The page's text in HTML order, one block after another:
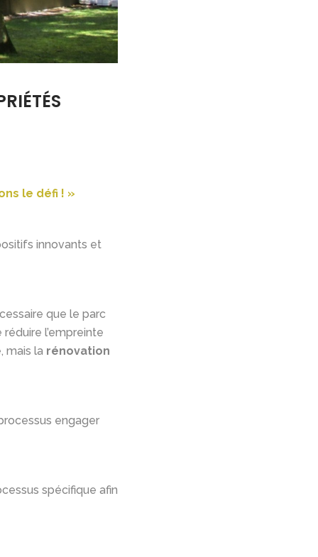
le défi ! »
innovants et
que le parc
l’empreinte
mais la rénovation
engager
spécifique afin